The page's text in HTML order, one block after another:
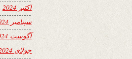
اکتبر 2024
سپتامبر 2024
آگوست 2024
جولای 2024